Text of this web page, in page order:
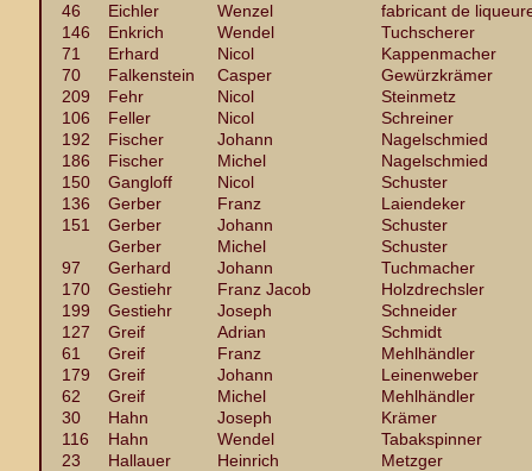
46
Eichler Wenzel
fabricant de
146
Enkrich Wendel
Tuchscherer
71
Erhard Nicol
Kappenmacher
70
Falkenstein Casper
Gewürzkrämer
209
Fehr Nicol
Steinmetz
106
Feller Nicol
Schreiner
192
Fischer Johann
Nagelschmied
186
Fischer Michel
Nagelschmied
150
Gangloff Nicol
Schuster
136
Gerber Franz
Laiendeker
151
Gerber Johann
Schuster
Gerber
Michel
Schuster
97
Gerhard Johann
Tuchmacher
170
Gestiehr Franz Jacob
Holzdrechsler
199
Gestiehr Joseph
Schneider
127
Greif Adrian
Schmidt
61
Greif Franz
Mehlhändler
179
Greif Johann
Leinenweber
62
Greif Michel
Mehlhändler
30
Hahn Joseph
Krämer
116
Hahn Wendel
Tabakspinner
23
Hallauer Heinrich
Metzger